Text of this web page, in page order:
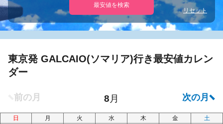
最安値を検索
リセット
東京発 GALCAIO(ソマリア)行き最安値カレン
ダー
日 月 火 水 木 金 土